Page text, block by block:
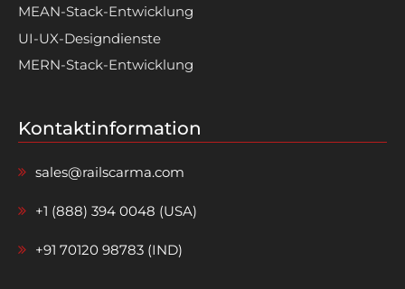
MEAN-Stack-Entwicklung
UI-UX-Designdienste
MERN-Stack-Entwicklung
Kontaktinformation
sales@railscarma.com
+1 (888) 394 0048 (USA)
+91 70120 98783 (IND)